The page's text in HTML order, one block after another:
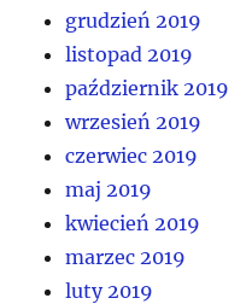
grudzień 2019
listopad 2019
październik 2019
wrzesień 2019
czerwiec 2019
maj 2019
kwiecień 2019
marzec 2019
luty 2019